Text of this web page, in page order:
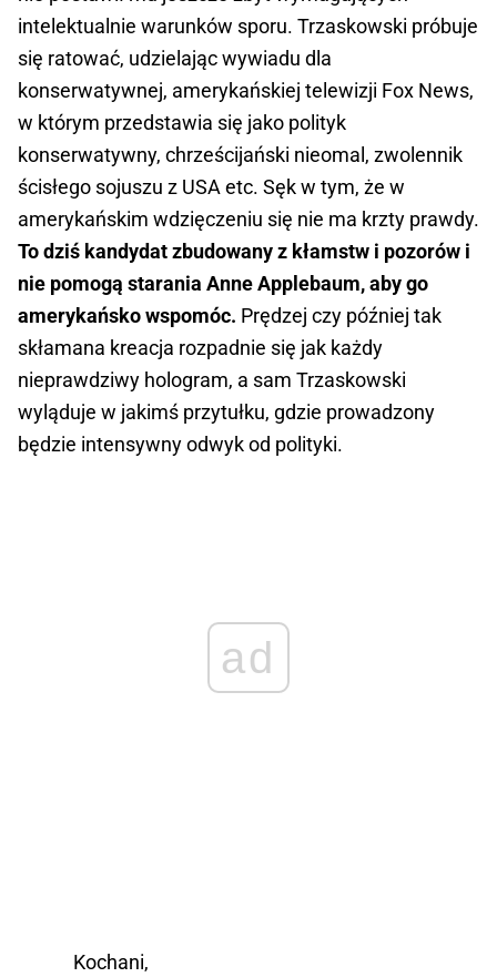
intelektualnie warunków sporu. Trzaskowski próbuje
się ratować, udzielając wywiadu dla
konserwatywnej, amerykańskiej telewizji Fox News,
w którym przedstawia się jako polityk
konserwatywny, chrześcijański nieomal, zwolennik
ścisłego sojuszu z USA etc. Sęk w tym, że w
amerykańskim wdzięczeniu się nie ma krzty prawdy.
To dziś kandydat zbudowany z kłamstw i pozorów i
nie pomogą starania Anne Applebaum, aby go
amerykańsko wspomóc. Prędzej czy później tak
skłamana kreacja rozpadnie się jak każdy
nieprawdziwy hologram, a sam Trzaskowski
wyląduje w jakimś przytułku, gdzie prowadzony
będzie intensywny odwyk od polityki.
ad
Kochani,